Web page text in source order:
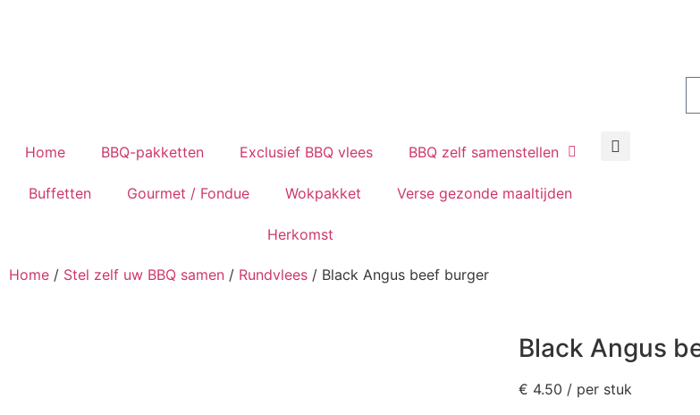
Home BBQ-pakketten Exclusief BBQ vlees BBQ zelf samenstellen
Buffetten Gourmet / Fondue Wokpakket Verse gezonde maaltijden
Herkomst
Home / Stel zelf uw BBQ samen / Rundvlees / Black Angus beef burger
Black Angus
€ 4.50 / per stuk